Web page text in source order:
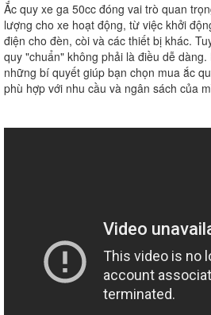
Ắc quy xe ga 50cc đóng vai trò quan
lượng cho xe hoạt động, từ việc khởi
điện cho đèn, còi và các thiết bị khác.
quy "chuẩn" không phải là điều dễ
những bí quyết giúp bạn chọn mua ắc
phù hợp với nhu cầu và ngân sách của